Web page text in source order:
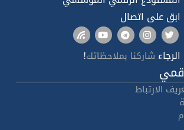
ابق على اتصال
الرجاء شاركنا بملاحظاتك!
الارتباط